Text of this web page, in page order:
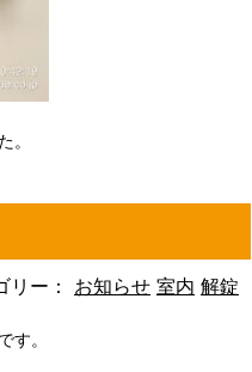
。
リー： お知らせ 室内 解錠
す。